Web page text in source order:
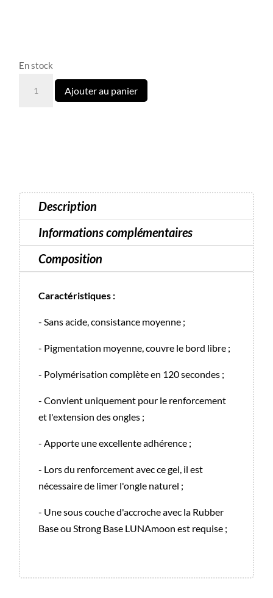
En stock
ml
Ajouter au panier
Description
Informations complémentaires
Composition
Caractéristiques :
- Sans acide, consistance moyenne ;
- Pigmentation moyenne, couvre le bord libre ;
- Polymérisation complète en 120 secondes ;
- Convient uniquement pour le renforcement
et l'extension des ongles ;
- Apporte une excellente adhérence ;
- Lors du renforcement avec ce gel, il est
nécessaire de limer l'ongle naturel ;
- Une sous couche d'accroche avec la Rubber
Base ou Strong Base LUNAmoon est requise ;